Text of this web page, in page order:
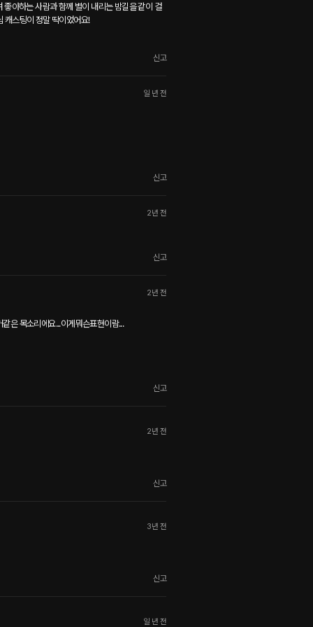
아하는 사람과 함께 별이 내리는 밤길을 같이 걸
캐스팅이 정말 딱이었어요!
신고
일 년 전
신고
2년 전
신고
2년 전
은 목소리에요...이게뭐슨표현이람...
신고
2년 전
신고
3년 전
신고
일 년 전